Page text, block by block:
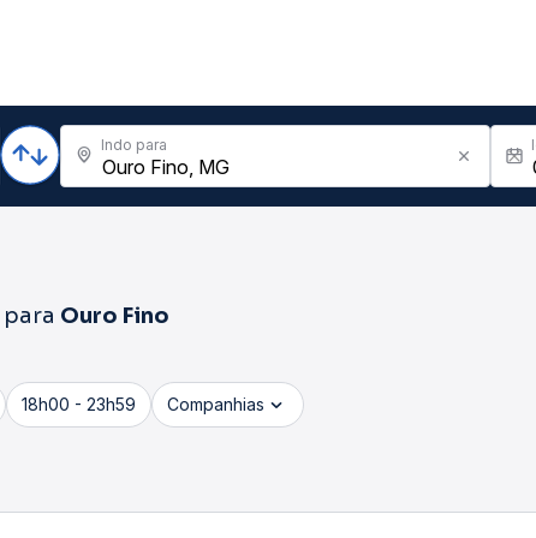
Indo para
para Ouro Fino
18h00 - 23h59 Companhias